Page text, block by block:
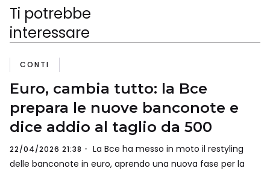
Ti potrebbe
interessare
CONTI
Euro, cambia tutto: la Bce
prepara le nuove banconote e
dice addio al taglio da 500
22/04/2026 21:38
La Bce ha messo in moto il restyling
delle banconote in euro, aprendo una nuova fase per la